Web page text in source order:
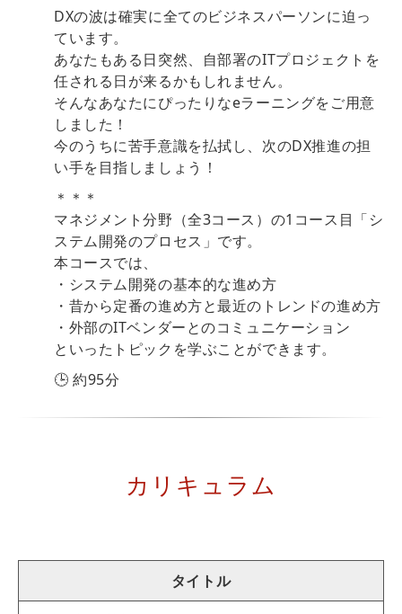
DXの波は確実に全てのビジネスパーソンに迫っ
ています。
あなたもある日突然、自部署のITプロジェクトを
任される日が来るかもしれません。
そんなあなたにぴったりなeラーニングをご用意
しました！
今のうちに苦手意識を払拭し、次のDX推進の担
い手を目指しましょう！
＊＊＊
マネジメント分野（全3コース）の1コース目「シ
ステム開発のプロセス」です。
本コースでは、
・システム開発の基本的な進め方
・昔から定番の進め方と最近のトレンドの進め方
・外部のITベンダーとのコミュニケーション
といったトピックを学ぶことができます。
🕒 約95分
カリキュラム
タイトル